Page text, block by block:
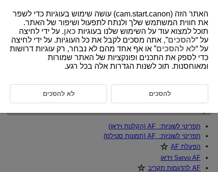
D388-127
AF/מצב תזוזה
פרק זה מתאר כיצד לבצע AF ואת מצבי הצילום הממונע ומציג את הגדרות
התפריט בלשונית AF [
תפריטי לשוניות: AF (הקלטת וידאו)
תפריטי לשוניות: AF (תמונות סטילס)
הפעלת AF‏
Servo AF וידאו
AF להדגמות תקריב‏
האתר הזה (cam.start.canon) עושה שימוש בעוגיות כדי לשפר
את חווית המשתמש שלך ולנתח לתפעול ושיפור של האתר.
תוכל למצוא עוד על השימוש שלנו בעוגיות כאן. על ידי לחיצה
על “להסכים”, אתה מסכים לקבל את כל העוגיות. על ידי לחיצה
על “לא להסכים” או אף אחד מהם לא נבחר, רק עוגיות דרושות
כדי לספק את התכנים ופונקציות של האתר שמורות
ומאוחסנות. תוכ לשנות הגדרות אלה בכל רגע.
להסכים לא להסכים